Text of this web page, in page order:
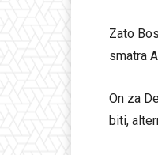
Zato
smatra
On za
biti,